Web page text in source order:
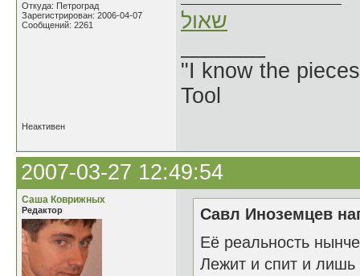
Откуда: Петроград
Зарегистрирован: 2006-04-07
Сообщений: 2261
שאול
"I know the
Tool
Неактивен
2007-03-27 12:49:54
Саша Коврижных
Редактор
Савл Иноземцев
Её реальность
Лежит и спит и лишь